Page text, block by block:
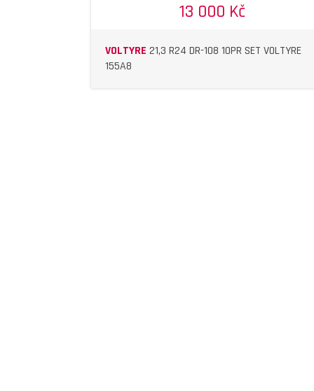
13 000 Kč
VOLTYRE 21,3 R24 DR-108 10PR SET VOLTYRE
155A8